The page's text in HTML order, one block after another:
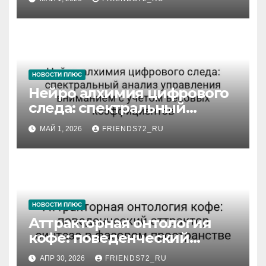
НОВОСТИ ПЛЮС
Нейро алхимия цифрового
следа: спектральный
анализ управления
вниманием с учётом
весовых коэффициентов
МАЙ 1, 2026 FRIENDS72_RU
НОВОСТИ ПЛЮС
Аттракторная онтология
кофе: поведенческий
аттрактор синтеза в
АПР 30, 2026 FRIENDS72_RU